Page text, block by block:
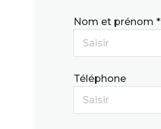
Nom et prénom *
Téléphone